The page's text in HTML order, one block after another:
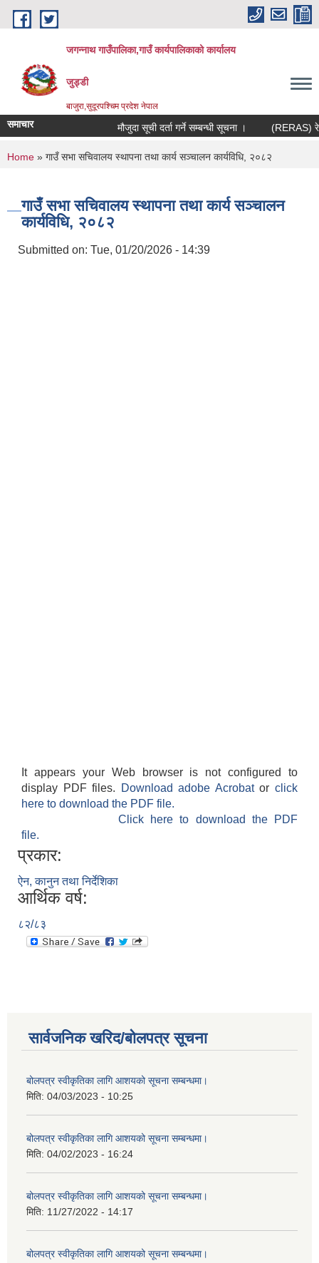
Skip to main content
जगन्नाथ गाउँपालिका,गाउँ कार्यपालिकाको कार्यालय
जुड्डी
बाजुरा,सुदूरपश्चिम प्रदेश नेपाल
समाचार मौजुदा सूची दर्ता गर्ने सम्बन्धी सूचना । (RERAS)
You are here
Home » गाउँ सभा सचिवालय स्थापना तथा कार्य सञ्चालन कार्यविधि, २०८२
गाउँ सभा सचिवालय स्थापना तथा कार्य सञ्चालन
कार्यविधि, २०८२
Submitted on: Tue, 01/20/2026 - 14:39
It appears your Web browser is not configured to
display PDF files.
Download adobe Acrobatorclick
here to download the PDF file.
Click here to download the PDF
file.
प्रकार:
ऐन, कानुन तथा निर्देशिका
आर्थिक वर्ष:
८२/८३
सार्वजनिक खरिद/बोलपत्र सूचना
बोलपत्र स्वीकृतिका लागि आशयको सूचना सम्बन्धमा।
मिति: 04/03/2023 - 10:25
बोलपत्र स्वीकृतिका लागि आशयको सूचना सम्बन्धमा।
मिति: 04/02/2023 - 16:24
बोलपत्र स्वीकृतिका लागि आशयको सूचना सम्बन्धमा।
मिति: 11/27/2022 - 14:17
बोलपत्र स्वीकृतिका लागि आशयको सूचना सम्बन्धमा।